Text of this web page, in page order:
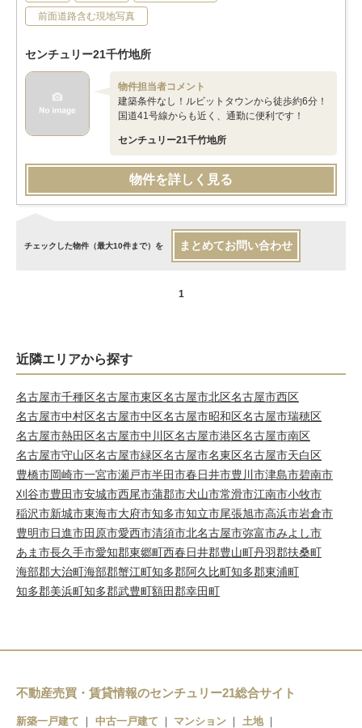
前面道路含む現地写真
センチュリー21千竹地所
物件担当者コメント
建築条件なし！ルビットタウンから徒歩約6分！
国道41号線からも近く、通勤に便利です！
センチュリー21千竹地所
物件を詳しく見る
チェックした物件（最大10件まで）を まとめてお問い合わせ
1
近隣エリアから探す
名古屋市千種区名古屋市東区名古屋市北区名古屋市西区
名古屋市中村区名古屋市中区名古屋市昭和区名古屋市瑞穂区
名古屋市熱田区名古屋市中川区名古屋市港区名古屋市南区
名古屋市守山区名古屋市緑区名古屋市名東区名古屋市天白区
豊橋市岡崎市一宮市瀬戸市半田市春日井市豊川市津島市碧南市
刈谷市豊田市安城市西尾市蒲郡市犬山市常滑市江南市小牧市
稲沢市新城市東海市大府市知多市知立市尾張旭市高浜市岩倉市
豊明市日進市田原市愛西市清須市北名古屋市弥富市みよし市
あま市長久手市愛知郡東郷町西春日井郡豊山町丹羽郡扶桑町
海部郡大治町海部郡蟹江町知多郡阿久比町知多郡東浦町
知多郡美浜町知多郡武豊町額田郡幸田町
不動産売買・賃貸情報のセンチュリー21総合サイト
新築一戸建て 中古一戸建て マンション
土地